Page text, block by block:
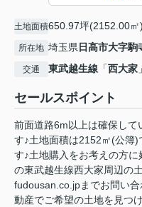
土地面積650.97坪(2152.00㎡)
所在地 埼玉県 日高市大字駒
交通 東武越生線 「西大家
セールスポイント
前面道路6m以上は確保し
す♪土地面積は2152㎡(公簿
す♪土地購入をお考えの方
の東武越生線西大家周辺の
fudousan.co.jpまでお問い
動産でご希望の土地を見つ